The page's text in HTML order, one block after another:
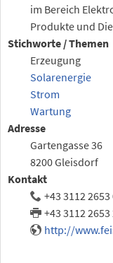
im Bereich
Produkte und
Stichworte / Themen
Erzeugung
Solarenergie
Strom
Wartung
Adresse
Gartengasse 36
8200 Gleisdorf
Kontakt
+43 3112 2653
+43 3112 2653
http://